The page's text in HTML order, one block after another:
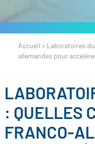
Accueil > Laboratoires
allemandes pour
: QUELLES
FRANCO-